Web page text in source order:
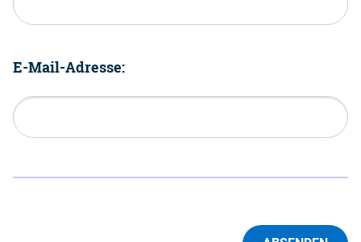
E-Mail-Adresse: